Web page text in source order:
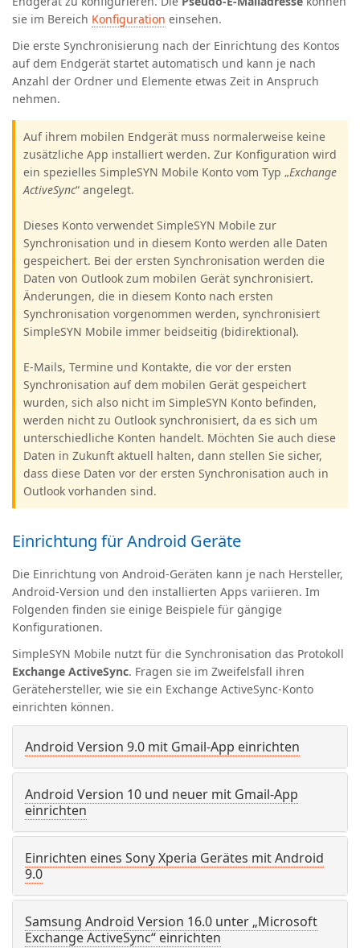
sie im Bereich Konfiguration einsehen.
Die erste Synchronisierung nach der Einrichtung des Kontos
auf dem Endgerät startet automatisch und kann je nach
Anzahl der Ordner und Elemente etwas Zeit in Anspruch
nehmen.
Auf ihrem mobilen Endgerät muss normalerweise keine
zusätzliche App installiert werden. Zur Konfiguration wird
ein spezielles SimpleSYN Mobile Konto vom Typ „Exchange
ActiveSync“ angelegt.
Dieses Konto verwendet SimpleSYN Mobile zur
Synchronisation und in diesem Konto werden alle Daten
gespeichert. Bei der ersten Synchronisation werden die
Daten von Outlook zum mobilen Gerät synchronisiert.
Änderungen, die in diesem Konto nach ersten
Synchronisation vorgenommen werden, synchronisiert
SimpleSYN Mobile immer beidseitig (bidirektional).
E-Mails, Termine und Kontakte, die vor der ersten
Synchronisation auf dem mobilen Gerät gespeichert
wurden, sich also nicht im SimpleSYN Konto befinden,
werden nicht zu Outlook synchronisiert, da es sich um
unterschiedliche Konten handelt. Möchten Sie auch diese
Daten in Zukunft aktuell halten, dann stellen Sie sicher,
dass diese Daten vor der ersten Synchronisation auch in
Outlook vorhanden sind.
Einrichtung für Android Geräte
Die Einrichtung von Android‑Geräten kann je nach Hersteller,
Android‑Version und den installierten Apps variieren. Im
Folgenden finden sie einige Beispiele für gängige
Konfigurationen.
SimpleSYN Mobile nutzt für die Synchronisation das Protokoll
Exchange ActiveSync. Fragen sie im Zweifelsfall ihren
Gerätehersteller, wie sie ein Exchange ActiveSync-Konto
einrichten können.
Android Version 9.0 mit Gmail-App einrichten
Android Version 10 und neuer mit Gmail-App
einrichten
Einrichten eines Sony Xperia Gerätes mit Android
9.0
Samsung Android Version 16.0 unter „Microsoft
Exchange ActiveSync“ einrichten